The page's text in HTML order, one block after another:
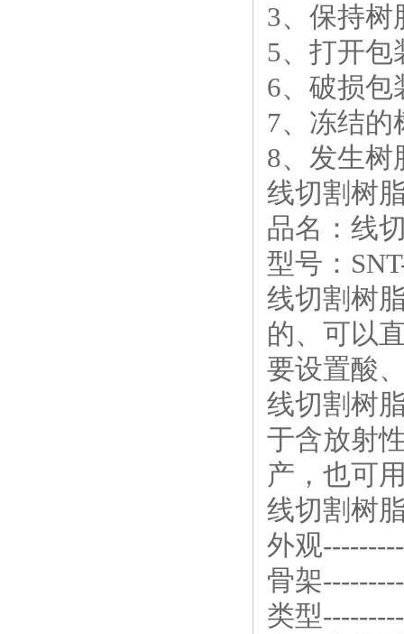
3、保持树
5、打开包
6、破损包
7、冻结的
8、发生树
线切割树
品名：线
型号：
线切割树
的、可以
要设置酸
线切割树
于含放射
产，也可
线切割树
外观
骨架
类型